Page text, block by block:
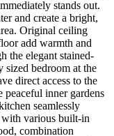
stands out.
and create a bright,
Original ceiling
add warmth and
the elegant stained-
sized bedroom at the
direct access to the
inner gardens
seamlessly
various built-in
combination